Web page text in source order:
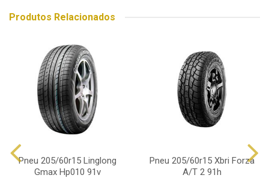
Produtos Relacionados
Pneu 205/60r15 Linglong
Gmax Hp010 91v
Pneu 205/60r15 Xbri Forza
A/T 2 91h